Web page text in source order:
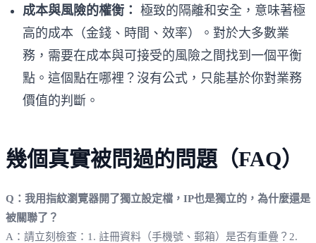
成本與風險的權衡： 極致的隔離和安全，意味著極
高的成本（金錢、時間、效率）。對於大多數業
務，需要在成本與可接受的風險之間找到一個平衡
點。這個點在哪裡？沒有公式，只能基於你對業務
價值的判斷。
幾個真實被問過的問題（FAQ）
Q：我用指紋瀏覽器開了獨立設定檔，IP也是獨立的，為什麼還是
被關聯了？
A：請立刻檢查：1. 註冊資料（手機號、郵箱）是否有重疊？2.